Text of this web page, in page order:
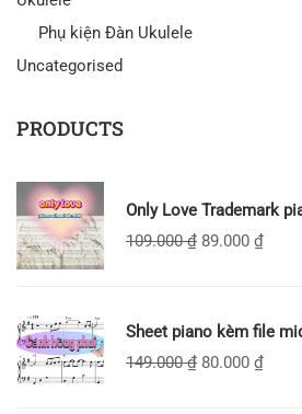
Phụ kiện Đàn Ukulele
Uncategorised
PRODUCTS
Only Love Trademark
109.000₫ 89.000 ₫
Sheet piano kèm file
149.000₫ 80.000 ₫